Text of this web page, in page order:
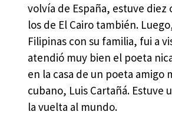
volvía de España, estuve
los de El Cairo también.
Filipinas con su familia, fui a
atendió muy bien el poeta
en la casa de un poeta
cubano, Luis Cartañá. Estuve
la vuelta al mundo.